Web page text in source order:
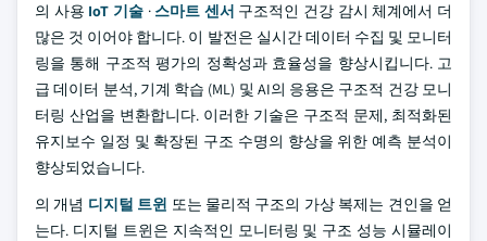
의 사용 IoT 기술· 스마트 센서 구조적인 건강 감시 체계에서 더
많은 것 이어야 합니다. 이 발전은 실시간 데이터 수집 및 모니터
링을 통해 구조적 평가의 정확성과 효율성을 향상시킵니다. 고
급 데이터 분석, 기계 학습 (ML) 및 AI의 응용은 구조적 건강 모니
터링 산업을 변환합니다. 이러한 기술은 구조적 문제, 최적화된
유지보수 일정 및 확장된 구조 수명의 향상을 위한 예측 분석이
향상되었습니다.
의 개념 디지털 트윈 또는 물리적 구조의 가상 복제는 견인을 얻
는다. 디지털 트윈은 지속적인 모니터링 및 구조 성능 시뮬레이